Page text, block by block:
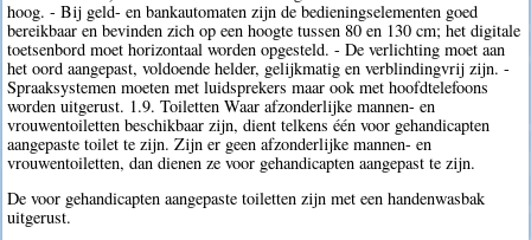
hoog. - Bij geld- en bankautomaten zijn de bedieningselementen goed
bereikbaar en bevinden zich op een hoogte tussen 80 en 130 cm; het digitale
toetsenbord moet horizontaal worden opgesteld. - De verlichting moet aan
het oord aangepast, voldoende helder, gelijkmatig en verblindingvrij zijn. -
Spraaksystemen moeten met luidsprekers maar ook met hoofdtelefoons
worden uitgerust. 1.9. Toiletten Waar afzonderlijke mannen- en
vrouwentoiletten beschikbaar zijn, dient telkens één voor gehandicapten
aangepaste toilet te zijn. Zijn er geen afzonderlijke mannen- en
vrouwentoiletten, dan dienen ze voor gehandicapten aangepast te zijn.
De voor gehandicapten aangepaste toiletten zijn met een handenwasbak
uitgerust.